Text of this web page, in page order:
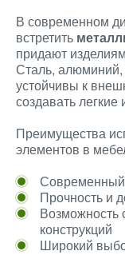
В современном
встретить
придают
Сталь,
устойчивы к
создавать
Преимущества
элементов в
Прочность и
Возможность
конструкций
Широкий